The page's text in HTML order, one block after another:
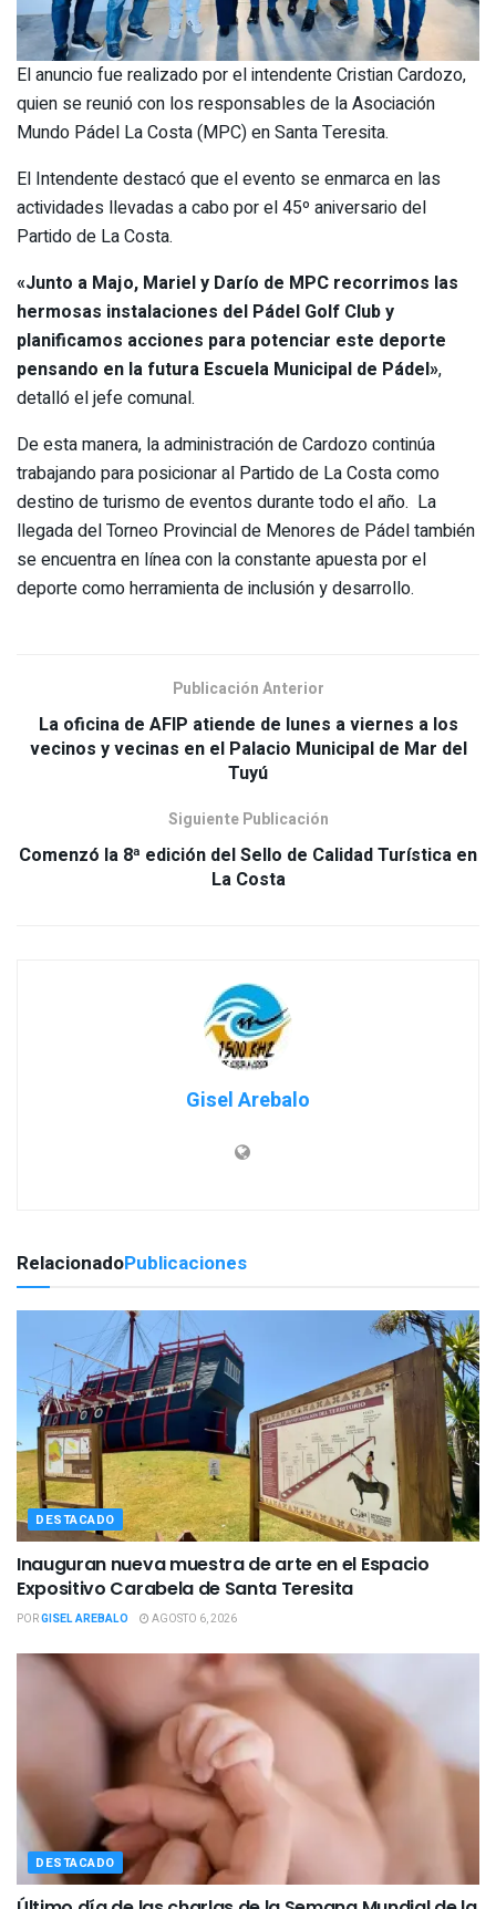
El anuncio fue realizado por el intendente Cristian Cardozo,
quien se reunió con los responsables de la Asociación
Mundo Pádel La Costa (MPC) en Santa Teresita.
El Intendente destacó que el evento se enmarca en las
actividades llevadas a cabo por el 45º aniversario del
Partido de La Costa.
«Junto a Majo, Mariel y Darío de MPC recorrimos las
hermosas instalaciones del Pádel Golf Club y
planificamos acciones para potenciar este deporte
pensando en la futura Escuela Municipal de Pádel»,
detalló el jefe comunal.
De esta manera, la administración de Cardozo continúa
trabajando para posicionar al Partido de La Costa como
destino de turismo de eventos durante todo el año. La
llegada del Torneo Provincial de Menores de Pádel también
se encuentra en línea con la constante apuesta por el
deporte como herramienta de inclusión y desarrollo.
Publicación Anterior
La oficina de AFIP atiende de lunes a viernes a los
vecinos y vecinas en el Palacio Municipal de Mar del
Tuyú
Siguiente Publicación
Comenzó la 8ª edición del Sello de Calidad Turística en
La Costa
Gisel Arebalo
RelacionadoPublicaciones
DESTACADO
Inauguran nueva muestra de arte en el Espacio
Expositivo Carabela de Santa Teresita
PORGISEL AREBALO AGOSTO 6, 2026
DESTACADO